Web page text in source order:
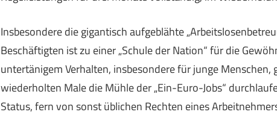
Insbesondere die gigantisch aufgeblähte
Beschäftigten ist zu einer „Schule der Nation“ für die
untertänigem Verhalten, insbesondere für junge Menschen,
wiederholten Male die Mühle der „Ein-Euro-Jobs“
Status, fern von sonst üblichen Rechten eines